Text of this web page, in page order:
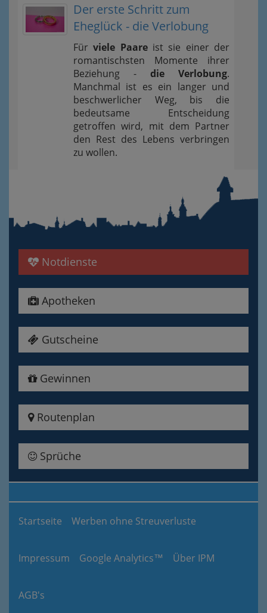
Der erste Schritt zum
Eheglück - die Verlobung
Fürviele Paareist sie einer der
romantischsten Momente ihrer
Beziehung - die Verlobung.
Manchmal ist es ein langer und
beschwerlicher Weg, bis die
bedeutsame Entscheidung
getroffen wird, mit dem Partner
den Rest des Lebens verbringen
zu wollen.
Notdienste
Apotheken
Gutscheine
Gewinnen
Routenplan
Sprüche
Startseite Werben ohne Streuverluste
Impressum Google Analytics™ Über IPM
AGB's